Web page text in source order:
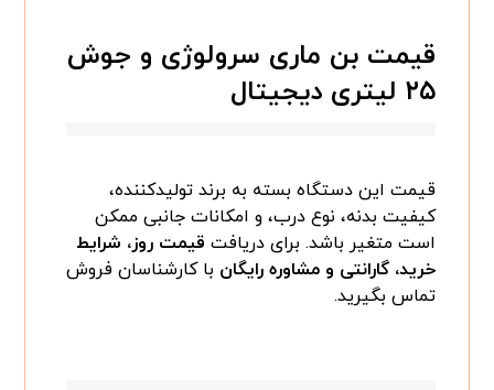
قیمت بن ماری سرولوژی و جوش
۲۵ لیتری دیجیتال
قیمت این دستگاه بسته به برند تولیدکننده،
کیفیت بدنه، نوع درب، و امکانات جانبی ممکن
است متغیر باشد. برای دریافت قیمت روز، شرایط
خرید، گارانتی و مشاوره رایگان با کارشناسان فروش
تماس بگیرید.